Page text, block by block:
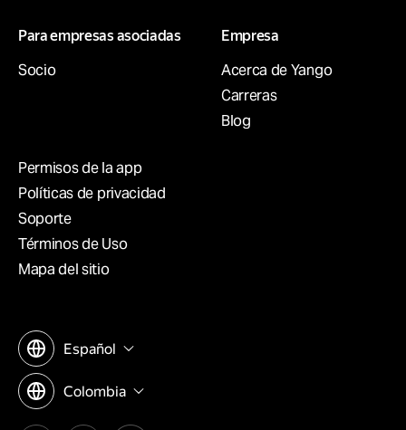
Para empresas asociadas
Socio
Empresa
Acerca de Yango
Carreras
Blog
Permisos de la app
Políticas de privacidad
Soporte
Términos de Uso
Mapa del sitio
Español
Colombia